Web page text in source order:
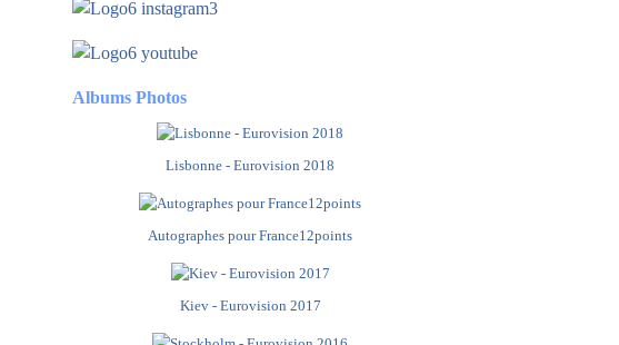
Albums Photos
Lisbonne - Eurovision 2018
Autographes pour France12points
Kiev - Eurovision 2017